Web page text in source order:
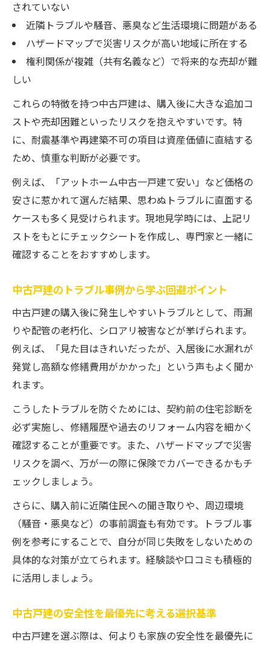
されていない
近隣トラブルや騒音、悪臭など生活環境に問題がある
ハザードマップで災害リスクが高い地域に所在する
権利関係が複雑（共有名義など）で将来的な売却が難
しい
これらの特徴を持つ中古戸建は、購入後に大きな追加コ
ストや売却困難といったリスクを抱えやすいです。特
に、耐震基準や再建築不可の項目は資産価値に直結する
ため、慎重な判断が必要です。
例えば、「アットホーム中古一戸建て安い」など価格の
安さに惹かれて選んだ結果、思わぬトラブルに直面する
ケースも多く見受けられます。現地見学時には、上記リ
ストをもとにチェックシートを作成し、専門家と一緒に
確認することをおすすめします。
中古戸建のトラブル事例から学ぶ回避ポイント
中古戸建の購入後に発生しやすいトラブルとして、雨漏
りや配管の老朽化、シロアリ被害などが挙げられます。
例えば、「見た目はきれいだったが、入居後に水漏れが
発覚し高額な修繕費用がかかった」という声もよく聞か
れます。
こうしたトラブルを防ぐためには、契約前の住宅診断を
必ず実施し、修繕履歴や過去のリフォーム内容を細かく
確認することが重要です。また、ハザードマップで災害
リスクを調べ、万が一の際に保険でカバーできるかもチ
ェックしましょう。
さらに、購入前に近隣住民への聞き取りや、周辺環境
（騒音・悪臭など）の事前調査も有効です。トラブル事
例を参考にすることで、自分が同じ失敗をしないための
具体的な対策が立てられます。経験談や口コミも積極的
に活用しましょう。
中古戸建の安全性を最優先に考える選択基準
中古戸建を選ぶ際は、何よりも家族の安全性を最優先に